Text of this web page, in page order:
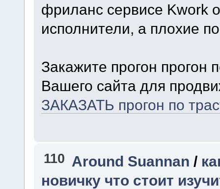
фриланс сервисе Kwork
исполнители, а плохие
Закажите прогон прогон
Вашего сайта для
ЗАКАЗАТЬ прогон по
110 Around Suannan /
новичку что стоит